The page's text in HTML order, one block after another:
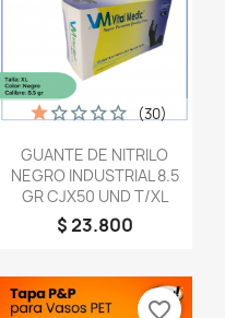
Vista rápida
GUANTE DE NITRILO
NEGRO INDUSTRIAL 8.5
GR CJX50 UND T/XL
$ 23.800
(30)
favorite_border